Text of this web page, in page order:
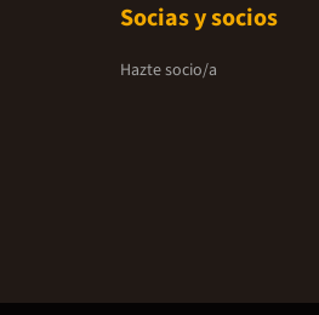
Socias y socios
Hazte socio/a